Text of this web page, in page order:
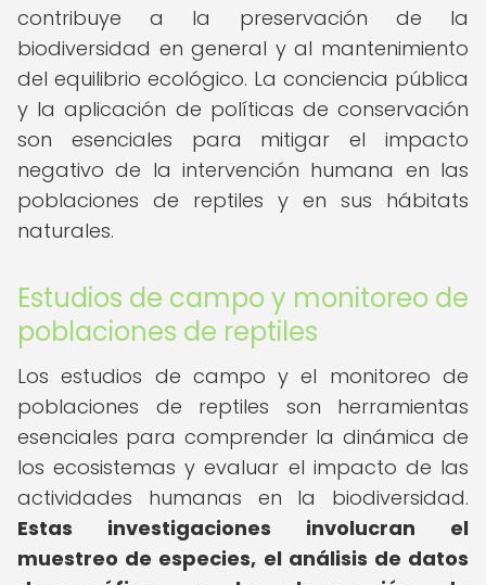
contribuye a la preservación de la
biodiversidad en general y al mantenimiento
del equilibrio ecológico. La conciencia pública
y la aplicación de políticas de conservación
son esenciales para mitigar el impacto
negativo de la intervención humana en las
poblaciones de reptiles y en sus hábitats
naturales.
Estudios de campo y monitoreo de
poblaciones de reptiles
Los estudios de campo y el monitoreo de
poblaciones de reptiles son herramientas
esenciales para comprender la dinámica de
los ecosistemas y evaluar el impacto de las
actividades humanas en la biodiversidad.
Estas investigaciones involucran el
muestreo de especies, el análisis de datos